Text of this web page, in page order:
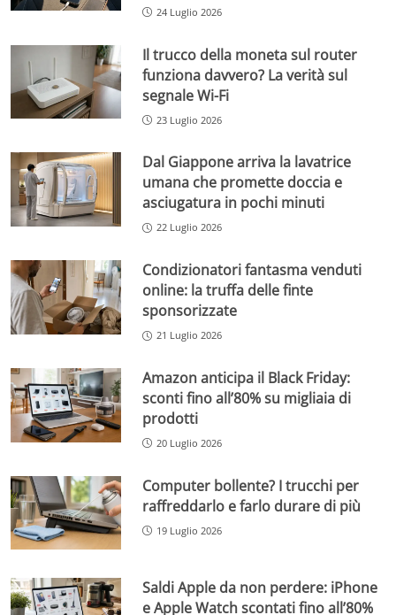
24 Luglio 2026
Il trucco della moneta sul router
funziona davvero? La verità sul
segnale Wi-Fi
23 Luglio 2026
Dal Giappone arriva la lavatrice
umana che promette doccia e
asciugatura in pochi minuti
22 Luglio 2026
Condizionatori fantasma venduti
online: la truffa delle finte
sponsorizzate
21 Luglio 2026
Amazon anticipa il Black Friday:
sconti fino all’80% su migliaia di
prodotti
20 Luglio 2026
Computer bollente? I trucchi per
raffreddarlo e farlo durare di più
19 Luglio 2026
Saldi Apple da non perdere: iPhone
e Apple Watch scontati fino all’80%